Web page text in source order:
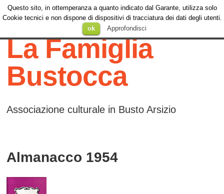
Menu
SKIP TO
Menu
La Famiglia
Bustocca
Associazione culturale in Busto Arsizio
Almanacco 1954
Questo sito, in ottemperanza a quanto indicato dal Garante, utilizza solo
Cookie tecnici e non dispone di dispositivi di tracciatura dei dati degli utenti.
ok
Approfondisci